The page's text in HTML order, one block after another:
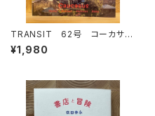
TRANSIT 62号 コーカサス
が呼んでいる！
¥1,980